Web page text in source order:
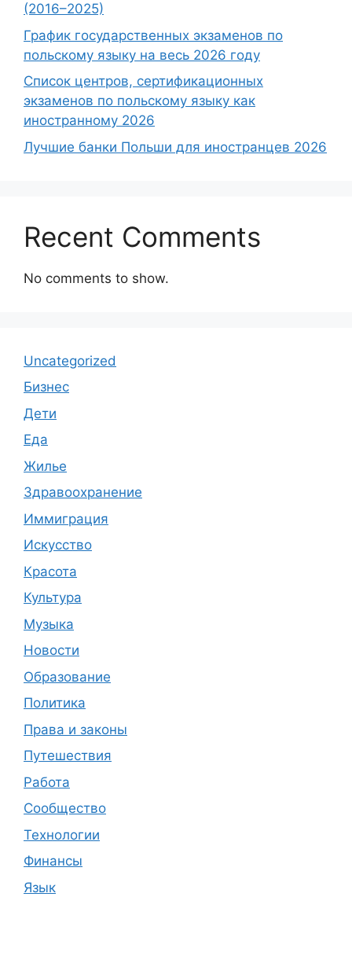
(2016–2025)
График государственных экзаменов по
польскому языку на весь 2026 году
Список центров, сертификационных
экзаменов по польскому языку как
иностранному 2026
Лучшие банки Польши для иностранцев 2026
Recent Comments
No comments to show.
Uncategorized
Бизнес
Дети
Еда
Жилье
Здравоохранение
Иммиграция
Искусство
Красота
Культура
Музыка
Новости
Образование
Политика
Права и законы
Путешествия
Работа
Сообщество
Технологии
Финансы
Язык